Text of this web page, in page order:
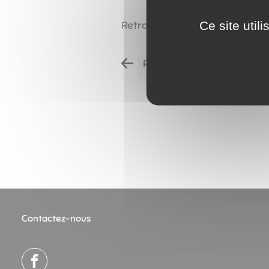
Retrouvez toutes les
Retour à l'accueil
Contactez-nous
Ce site